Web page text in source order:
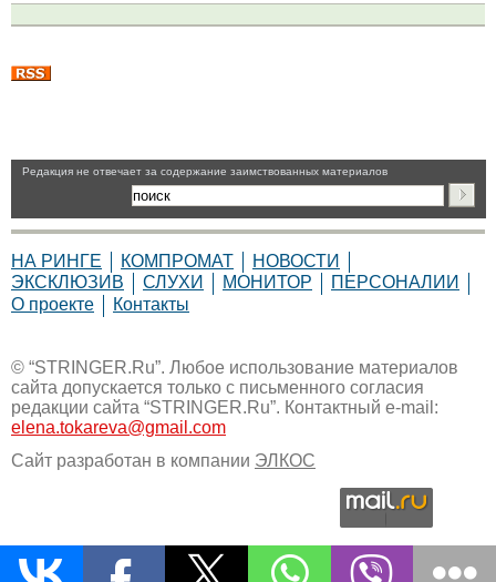
Pедакция не отвечает за содержание заимствованных материалов
НА РИНГЕ КОМПРОМАТ
НОВОСТИ
ЭКСКЛЮЗИВ
СЛУХИ МОНИТОР
ПЕРСОНАЛИИ
О проекте
Контакты
© “STRINGER.Ru”. Любое использование материалов
сайта допускается только с письменного согласия
редакции сайта “STRINGER.Ru”. Контактный e-mail:
elena.tokareva@gmail.com
Сайт разработан в компании ЭЛКОС